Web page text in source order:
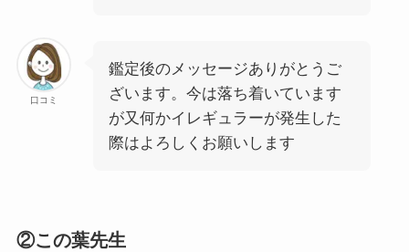
口コミ
鑑定後のメッセージありがとうご
ざいます。今は落ち着いています
が又何かイレギュラーが発生した
際はよろしくお願いします
②この葉先生